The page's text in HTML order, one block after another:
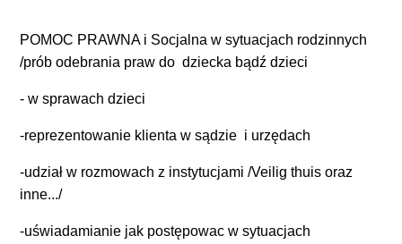
POMOC PRAWNA i Socjalna w sytuacjach rodzinnych
/prób odebrania praw do dziecka bądź dzieci
- w sprawach dzieci
-reprezentowanie klienta w sądzie i urzędach
-udział w rozmowach z instytucjami /Veilig thuis oraz
inne.../
-uświadamianie jak postępowac w sytuacjach